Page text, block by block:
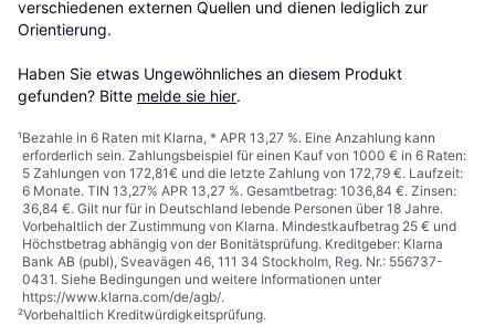
verschiedenen externen Quellen und dienen lediglich zur
Orientierung.
Haben Sie etwas Ungewöhnliches an diesem Produkt
gefunden? Bitte melde sie hier.
¹Bezahle in 6 Raten mit Klarna, * APR 13,27 %. Eine Anzahlung kann
erforderlich sein. Zahlungsbeispiel für einen Kauf von 1000 € in 6 Raten:
5 Zahlungen von 172,81€ und die letzte Zahlung von 172,79 €. Laufzeit:
6 Monate. TIN 13,27% APR 13,27 %. Gesamtbetrag: 1036,84 €. Zinsen:
36,84 €. Gilt nur für in Deutschland lebende Personen über 18 Jahre.
Vorbehaltlich der Zustimmung von Klarna. Mindestkaufbetrag 25 € und
Höchstbetrag abhängig von der Bonitätsprüfung. Kreditgeber: Klarna
Bank AB (publ), Sveavägen 46, 111 34 Stockholm, Reg. Nr.: 556737-
0431. Siehe Bedingungen und weitere Informationen unter
https://www.klarna.com/de/agb/.
²Vorbehaltlich Kreditwürdigkeitsprüfung.